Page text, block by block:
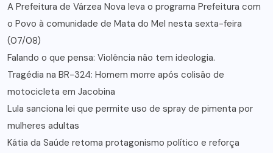
A Prefeitura de Várzea Nova leva o programa Prefeitura com
o Povo à comunidade de Mata do Mel nesta sexta-feira
(07/08)
Falando o que pensa: Violência não tem ideologia.
Tragédia na BR-324: Homem morre após colisão de
motocicleta em Jacobina
Lula sanciona lei que permite uso de spray de pimenta por
mulheres adultas
Kátia da Saúde retoma protagonismo político e reforça